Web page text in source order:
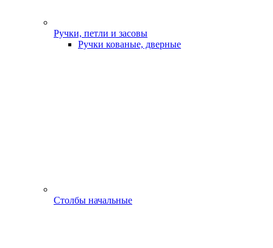
Ручки, петли и засовы
Ручки кованые, дверные
Столбы начальные